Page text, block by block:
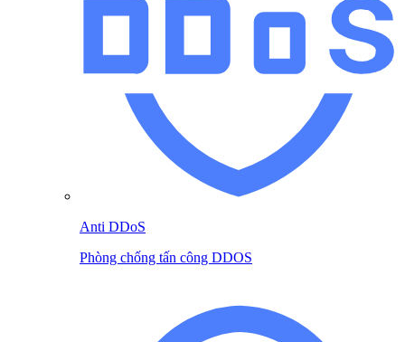
Anti DDoS
Phòng chống tấn công DDOS